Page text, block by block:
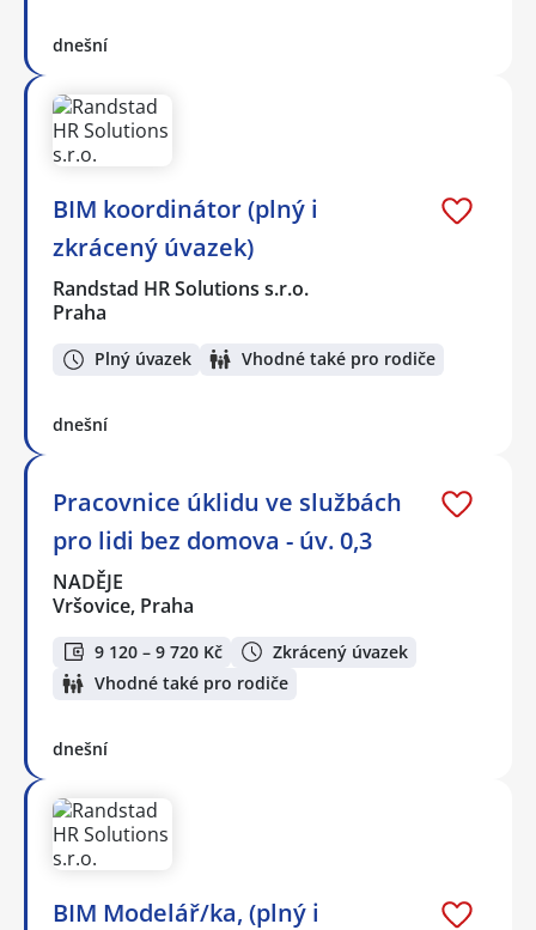
dnešní
BIM koordinátor (plný i
zkrácený úvazek)
Randstad HR Solutions s.r.o.
Praha
Plný úvazek Vhodné také pro rodiče
dnešní
Pracovnice úklidu ve službách
pro lidi bez domova - úv. 0,3
NADĚJE
Vršovice, Praha
9 120 – 9 720 Kč
Zkrácený úvazek
Vhodné také pro rodiče
dnešní
BIM Modelář/ka, (plný i